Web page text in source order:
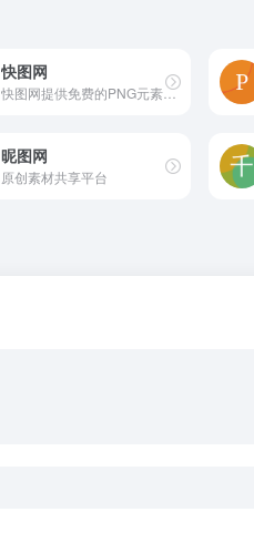
快图网
快图网提供免费的PNG元素和高清背景图片素材免费下载
昵图网
原创素材共享平台